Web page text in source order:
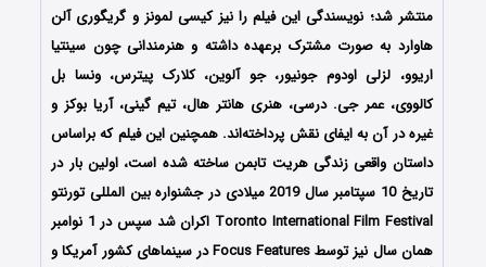
منتشر شد؛ نویسندگی این فیلم را نیز کیسی لمونز و گریگوری آلن
هاوارد به صورت مشترک برعهده داشته و هنرمندانی چون سینتیا
اریوو، لزلی اودوم جونیور، جو آلوین، کلارک پیترس، ونسا بل
کالووی، عمر جی. درسی، هنری هانتر هال، تیم گینی، آریا بوکز و
غیره در آن به ایفای نقش پرداخته‌اند. همچنین این فیلم که براساس
داستان واقعی زندگی هریت تابمن ساخته شده است، اولین بار در
تاریخ 10 سپتامبر سال 2019 میلادی در جشنواره بین المللی تورنتو
Toronto International Film Festival اکران شد سپس در 1 نوامبر
همان سال نیز توسط Focus Features در سینماهای کشور آمریکا و